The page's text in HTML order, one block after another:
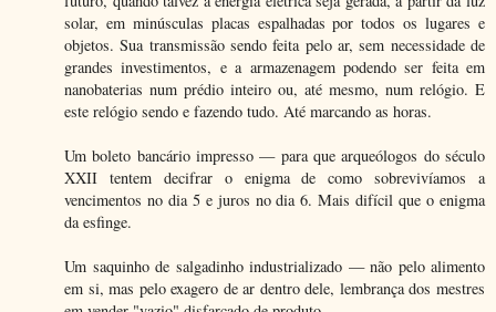
solar, em minúsculas placas espalhadas por todos os lugares e
objetos. Sua transmissão sendo feita pelo ar, sem necessidade de
grandes investimentos, e a armazenagem podendo ser feita em
nanobaterias num prédio inteiro ou, até mesmo, num relógio. E
este relógio sendo e fazendo tudo. Até marcando as horas.
Um boleto bancário impresso — para que arqueólogos do século
XXII tentem decifrar o enigma de como sobrevivíamos a
vencimentos no dia 5 e juros no dia 6. Mais difícil que o enigma
da esfinge.
Um saquinho de salgadinho industrializado — não pelo alimento
em si, mas pelo exagero de ar dentro dele, lembrança dos mestres